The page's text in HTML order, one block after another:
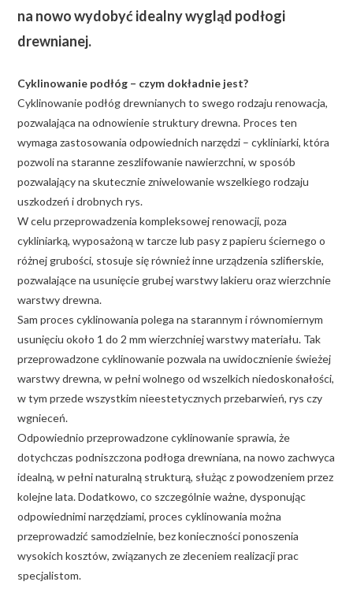
na nowo wydobyć idealny wygląd podłogi
drewnianej.
Cyklinowanie podłóg – czym dokładnie jest?
Cyklinowanie podłóg drewnianych to swego rodzaju renowacja,
pozwalająca na odnowienie struktury drewna. Proces ten
wymaga zastosowania odpowiednich narzędzi – cykliniarki, która
pozwoli na staranne zeszlifowanie nawierzchni, w sposób
pozwalający na skutecznie zniwelowanie wszelkiego rodzaju
uszkodzeń i drobnych rys.
W celu przeprowadzenia kompleksowej renowacji, poza
cykliniarką, wyposażoną w tarcze lub pasy z papieru ściernego o
różnej grubości, stosuje się również inne urządzenia szlifierskie,
pozwalające na usunięcie grubej warstwy lakieru oraz wierzchnie
warstwy drewna.
Sam proces cyklinowania polega na starannym i równomiernym
usunięciu około 1 do 2 mm wierzchniej warstwy materiału. Tak
przeprowadzone cyklinowanie pozwala na uwidocznienie świeżej
warstwy drewna, w pełni wolnego od wszelkich niedoskonałości,
w tym przede wszystkim nieestetycznych przebarwień, rys czy
wgnieceń.
Odpowiednio przeprowadzone cyklinowanie sprawia, że
dotychczas podniszczona podłoga drewniana, na nowo zachwyca
idealną, w pełni naturalną strukturą, służąc z powodzeniem przez
kolejne lata. Dodatkowo, co szczególnie ważne, dysponując
odpowiednimi narzędziami, proces cyklinowania można
przeprowadzić samodzielnie, bez konieczności ponoszenia
wysokich kosztów, związanych ze zleceniem realizacji prac
specjalistom.